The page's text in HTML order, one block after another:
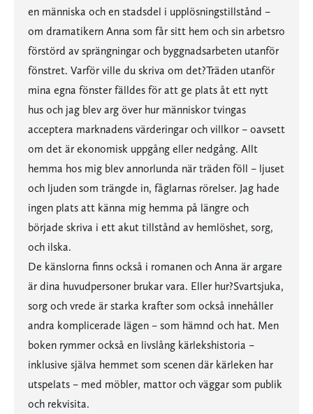
en människa och en stadsdel i upplösningstillstånd –
om dramatikern Anna som får sitt hem och sin arbetsro
förstörd av sprängningar och byggnadsarbeten utanför
fönstret. Varför ville du skriva om det?Träden utanför
mina egna fönster fälldes för att ge plats åt ett nytt
hus och jag blev arg över hur människor tvingas
acceptera marknadens värderingar och villkor – oavsett
om det är ekonomisk uppgång eller nedgång. Allt
hemma hos mig blev annorlunda när träden föll – ljuset
och ljuden som trängde in, fåglarnas rörelser. Jag hade
ingen plats att känna mig hemma på längre och
började skriva i ett akut tillstånd av hemlöshet, sorg,
och ilska.
De känslorna finns också i romanen och Anna är argare
är dina huvudpersoner brukar vara. Eller hur?Svartsjuka,
sorg och vrede är starka krafter som också innehåller
andra komplicerade lägen – som hämnd och hat. Men
boken rymmer också en livslång kärlekshistoria –
inklusive själva hemmet som scenen där kärleken har
utspelats – med möbler, mattor och väggar som publik
och rekvisita.